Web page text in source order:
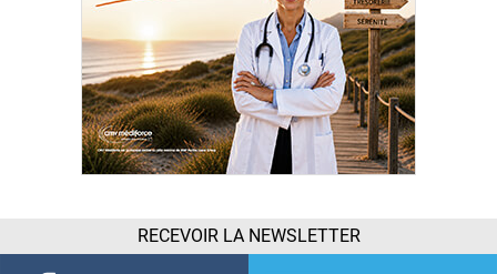
RECEVOIR LA NEWSLETTER